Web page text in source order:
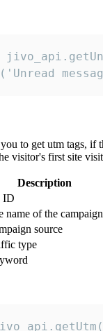
to get utm tags, if
visitor's first site
Description
ID
name of the campaign
source
type